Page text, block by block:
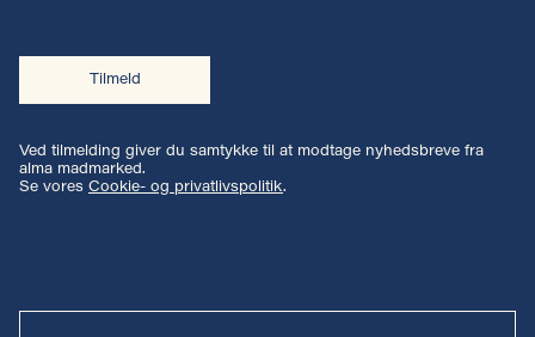
Tilmeld
Ved tilmelding giver du samtykke til at modtage nyhedsbreve fra
alma madmarked.
Se vores Cookie- og privatlivspolitik.